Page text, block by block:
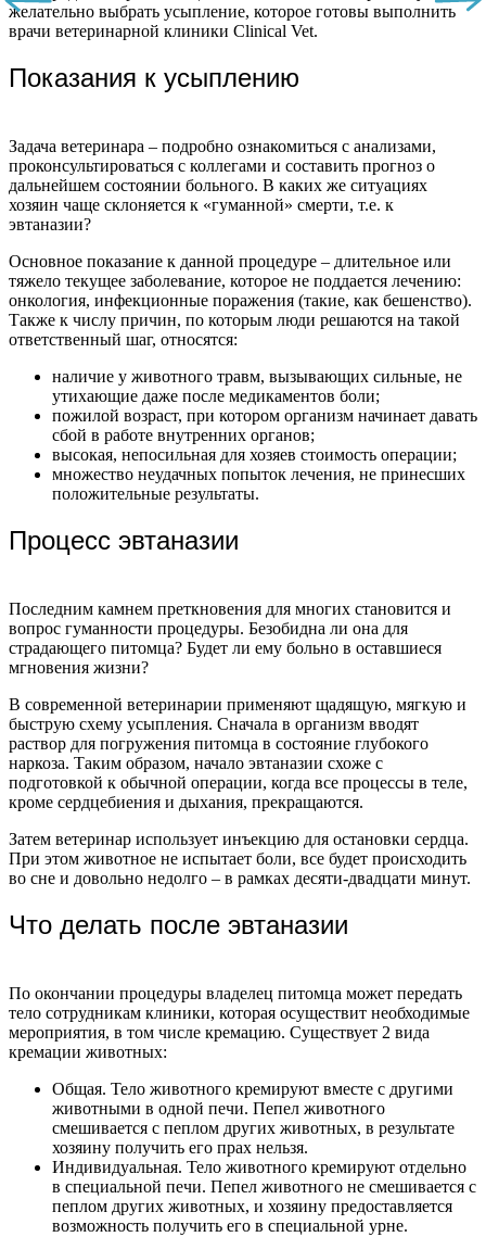
желательно выбрать усыпление, которое готовы выполнить
врачи ветеринарной клиники Clinical Vet.
Показания к усыплению
Задача ветеринара – подробно ознакомиться с анализами,
проконсультироваться с коллегами и составить прогноз о
дальнейшем состоянии больного. В каких же ситуациях
хозяин чаще склоняется к «гуманной» смерти, т.е. к
эвтаназии?
Основное показание к данной процедуре – длительное или
тяжело текущее заболевание, которое не поддается лечению:
онкология, инфекционные поражения (такие, как бешенство).
Также к числу причин, по которым люди решаются на такой
ответственный шаг, относятся:
наличие у животного травм, вызывающих сильные, не
утихающие даже после медикаментов боли;
пожилой возраст, при котором организм начинает давать
сбой в работе внутренних органов;
высокая, непосильная для хозяев стоимость операции;
множество неудачных попыток лечения, не принесших
положительные результаты.
Процесс эвтаназии
Последним камнем преткновения для многих становится и
вопрос гуманности процедуры. Безобидна ли она для
страдающего питомца? Будет ли ему больно в оставшиеся
мгновения жизни?
В современной ветеринарии применяют щадящую, мягкую и
быструю схему усыпления. Сначала в организм вводят
раствор для погружения питомца в состояние глубокого
наркоза. Таким образом, начало эвтаназии схоже с
подготовкой к обычной операции, когда все процессы в теле,
кроме сердцебиения и дыхания, прекращаются.
Затем ветеринар использует инъекцию для остановки сердца.
При этом животное не испытает боли, все будет происходить
во сне и довольно недолго – в рамках десяти-двадцати минут.
Что делать после эвтаназии
По окончании процедуры владелец питомца может передать
тело сотрудникам клиники, которая осуществит необходимые
мероприятия, в том числе кремацию. Существует 2 вида
кремации животных:
Общая. Тело животного кремируют вместе с другими
животными в одной печи. Пепел животного
смешивается с пеплом других животных, в результате
хозяину получить его прах нельзя.
Индивидуальная. Тело животного кремируют отдельно
в специальной печи. Пепел животного не смешивается с
пеплом других животных, и хозяину предоставляется
возможность получить его в специальной урне.